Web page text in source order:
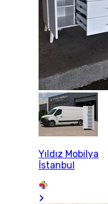
Yıldız Mobilya
İstanbul